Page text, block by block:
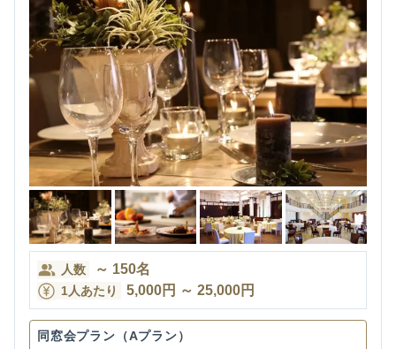
人数 ～ 150名
1人あたり 5,000円 ～ 25,000円
同窓会プラン（Aプラン）